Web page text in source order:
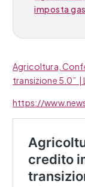
imposta
Agricoltura,
transizione 5.0” |
https://